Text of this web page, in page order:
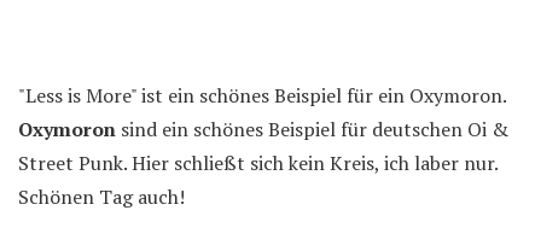
"Less is More" ist ein schönes Beispiel für ein Oxymoron.
Oxymoron sind ein schönes Beispiel für deutschen Oi &
Street Punk. Hier schließt sich kein Kreis, ich laber nur.
Schönen Tag auch!